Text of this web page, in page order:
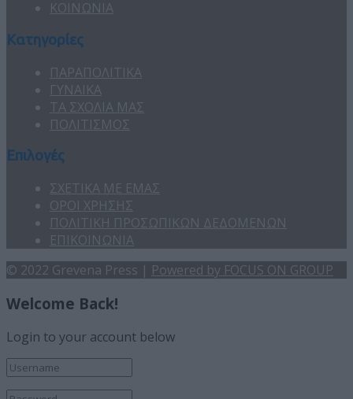
ΚΟΙΝΩΝΙΑ
Κατηγορίες
ΠΑΡΑΠΟΛΙΤΙΚΑ
ΓΥΝΑΙΚΑ
ΤΑ ΣΧΟΛΙΑ ΜΑΣ
ΠΟΛΙΤΙΣΜΟΣ
Επιλογές
ΣΧΕΤΙΚΑ ΜΕ ΕΜΑΣ
ΟΡΟΙ ΧΡΗΣΗΣ
ΠΟΛΙΤΙΚΗ ΠΡΟΣΩΠΙΚΩΝ ΔΕΔΟΜΕΝΩΝ
ΕΠΙΚΟΙΝΩΝΙΑ
© 2022 Grevena Press | Powered by FOCUS ON GROUP
Welcome Back!
Login to your account below